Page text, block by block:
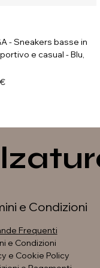
- Sneakers basse in
e casual - Blu,
- Sneakers platform
Anfibi con suola
e Condizioni
Frequenti
e Condizioni
e Cookie Policy